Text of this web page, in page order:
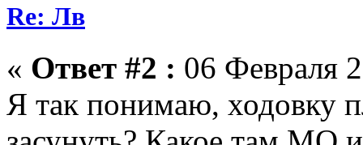
Re: Лв
« Ответ #2 : 06 Февраля
Я так понимаю, ходовку